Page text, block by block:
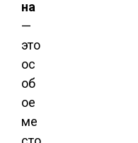
на
—
это
ос
об
ое
ме